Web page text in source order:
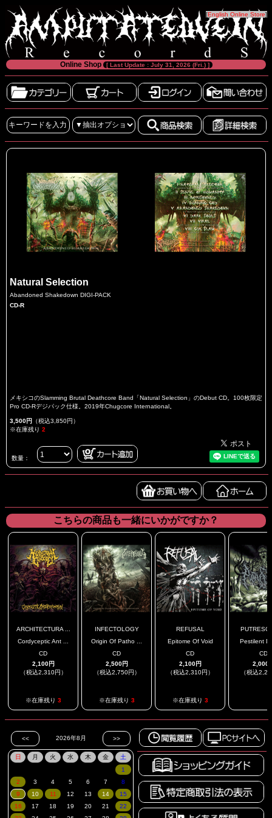
[English Online Store]
Online Shop [ Last Update : July 31, 2026 (Fri.) ]
Natural Selection
Abandoned Shakedown DIGI-PACK
CD-R
メキシコのSlamming Brutal Deathcore Band「Natural Selection」のDebut CD。100枚限定
Pro CD-Rデジパック仕様。2019年Chugcore International。
3,500円 （税込3,850円）
※在庫残り 2
数量：
こちらの商品も一緒にいかがですか？
ARCHITECTURA ...
Cordyceptic Ant ...
CD
2,100円
（税込2,310円）
※在庫残り 3
INFECTOLOGY
Origin Of Patho ...
CD
2,500円
（税込2,750円）
※在庫残り 3
REFUSAL
Epitome Of Void
CD
2,100円
（税込2,310円）
※在庫残り 3
Pestilent
CD
2,000
（税込